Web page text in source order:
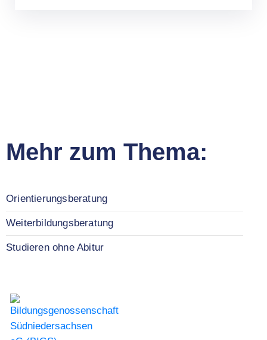
Mehr zum Thema:
Orientierungsberatung
Weiterbildungsberatung
Studieren ohne Abitur